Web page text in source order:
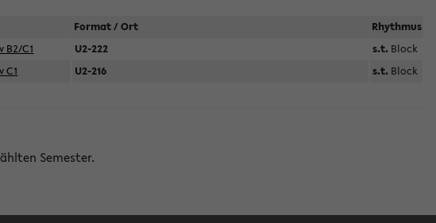
Format / Ort
Rhythmus
C1 U2-222 s.t. Block
C1 U2-216 s.t. Block
Semester.